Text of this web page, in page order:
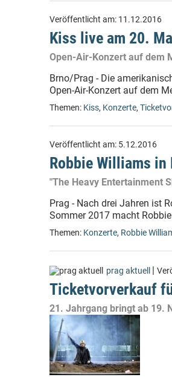
Veröffentlicht am: 11.12.2016
Kiss live am 20.
Open-Air-Konzert auf dem
Brno/Prag - Die
Open-Air-Konzert auf dem
Themen: Kiss, Konzerte,
Veröffentlicht am: 5.12.2016
Robbie Williams
"The Heavy Entertainment
Prag - Nach drei Jahren ist
Sommer 2017 macht
Themen: Konzerte, Robbie
prag aktuell |
Ticketvorverkauf
21. Jahrgang bringt ab 19.